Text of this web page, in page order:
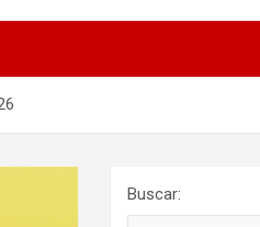
Buscar: